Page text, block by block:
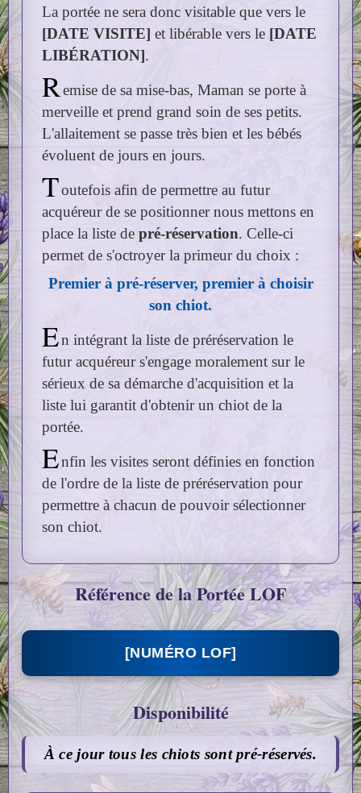
La portée ne sera donc visitable que vers le
[DATE VISITE] et libérable vers le [DATE
LIBÉRATION].
Remise de sa mise-bas, Maman se porte à
merveille et prend grand soin de ses petits.
L'allaitement se passe très bien et les bébés
évoluent de jours en jours.
Toutefois afin de permettre au futur
acquéreur de se positionner nous mettons en
place la liste de pré-réservation. Celle‑ci
permet de s'octroyer la primeur du choix :
Premier à pré‑réserver, premier à choisir
son chiot.
En intégrant la liste de préréservation le
futur acquéreur s'engage moralement sur le
sérieux de sa démarche d'acquisition et la
liste lui garantit d'obtenir un chiot de la
portée.
Enfin les visites seront définies en fonction
de l'ordre de la liste de préréservation pour
permettre à chacun de pouvoir sélectionner
son chiot.
Référence de la Portée LOF
[NUMÉRO LOF]
Disponibilité
À ce jour tous les chiots sont pré-réservés.